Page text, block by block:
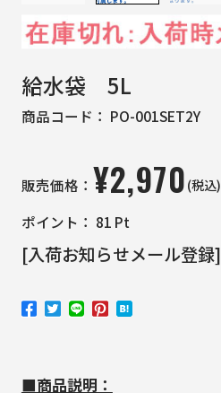
給水袋 5L
商品コード： PO-001SET2Y
販売価格： ¥2,970(税込)
ポイント： 81 Pt
[入荷お知らせメール登録]
■商品説明：